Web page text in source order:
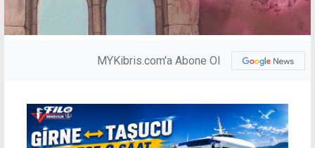
MYKibris.com'a Abone Ol